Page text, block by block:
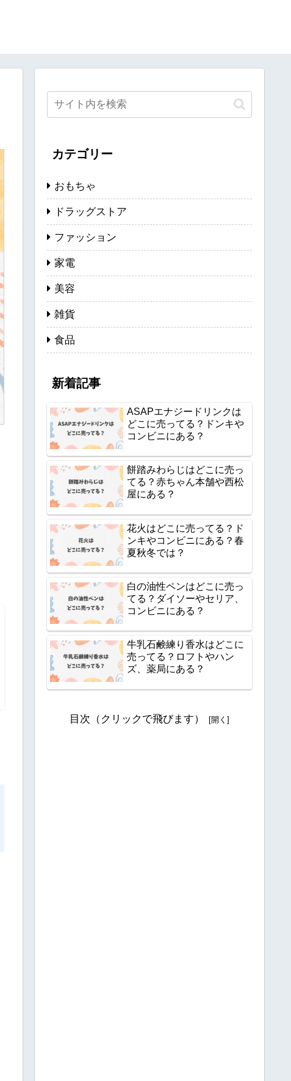
カテゴリー
おもちゃ
ドラッグストア
ファッション
家電
美容
雑貨
食品
新着記事
ASAPエナジードリンクは
どこに売ってる？ドンキや
コンビニにある？
餅踏みわらじはどこに売っ
てる？赤ちゃん本舗や西松
屋にある？
花火はどこに売ってる？ド
ンキやコンビニにある？春
夏秋冬では？
白の油性ペンはどこに売っ
てる？ダイソーやセリア、
コンビニにある？
牛乳石鹸練り香水はどこに
売ってる？ロフトやハン
ズ、薬局にある？
目次（クリックで飛びます）